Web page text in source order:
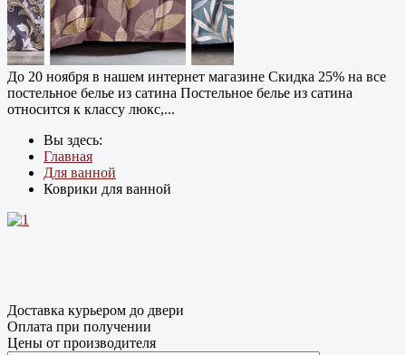
До 20 ноября в нашем интернет магазине Cкидка 25% на все
постельное белье из сатина Постельное белье из сатина
относится к классу люкс,...
Вы здесь:
Главная
Для ванной
Коврики для ванной
Доставка курьером до двери
Оплата при получении
Цены от производителя